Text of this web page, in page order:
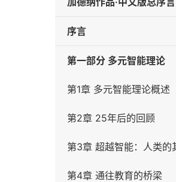
序言
第一部分 多元智能理论
第1章 多元智能理论概述
第2章 25年后的回顾
第3章 超越智能：人类的
第4章 通往教育的桥梁